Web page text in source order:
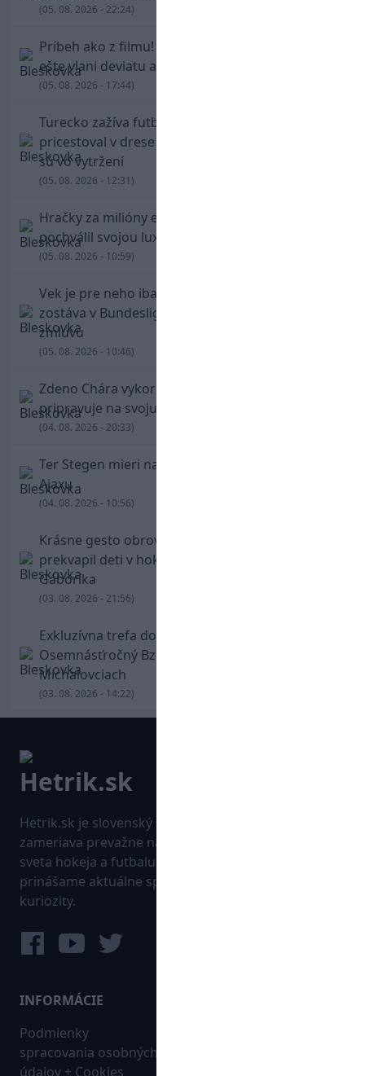
(05. 08. 2026 - 22:24)
Príbeh ako z filmu! Hrdina Slovana Kianga hral
ešte vlani deviatu anglickú ligu
(05. 08. 2026 - 17:44)
Turecko zažíva futbalové šialenstvo! Salah
pricestoval v drese Trabzonsporu, fanúšikovia
sú vo vytržení
(05. 08. 2026 - 12:31)
Hračky za milióny eur! Cristiano Ronaldo sa
pochválil svojou luxusnou zbierkou áut
(05. 08. 2026 - 10:59)
Vek je pre neho iba číslo! Štyridsaťročný Džeko
zostáva v Bundeslige, so Schalke predĺžil
zmluvu
(05. 08. 2026 - 10:46)
Zdeno Chára vykorčuľoval na ľad! V Trenčíne sa
pripravuje na svoju blížiacu sa rozlúčku
(04. 08. 2026 - 20:33)
Ter Stegen mieri na hosťovanie do slávneho
Ajaxu
(04. 08. 2026 - 10:56)
Krásne gesto obrovskej legendy. Chára
prekvapil deti v hokejovej škole Mariána
Gáboríka
(03. 08. 2026 - 21:56)
Exkluzívna trefa do vinkla v hodine dvanástej!
Osemnásťročný Bzdyl zariadil triumf Žiliny v
Michalovciach
(03. 08. 2026 - 14:22)
Hetrik.sk je slovenský športový portál, ktorý sa
zameriava prevažne na najnovšie informácie zo
sveta hokeja a futbalu. Pravidelne na dennej báze
prinášame aktuálne správy, góly, zaujímavosti a
kuriozity.
INFORMÁCIE
Podmienky
spracovania osobných
údajov + Cookies